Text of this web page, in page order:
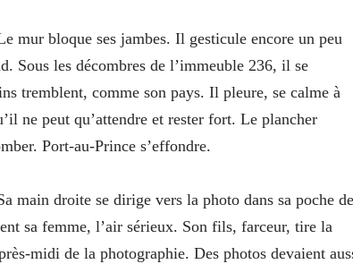
mur bloque ses jambes. Il gesticule encore un peu
Sous les décombres de l’immeuble 236, il se
tremblent, comme son pays. Il pleure, se calme à
ne peut qu’attendre et rester fort. Le plancher
Port-au-Prince s’effondre.
main droite se dirige vers la photo dans sa poche de
sa femme, l’air sérieux. Son fils, farceur, tire la
midi de la photographie. Des photos devaient